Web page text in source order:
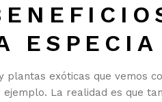
ESPECIA
plantas exóticas que vemos
La realidad es que